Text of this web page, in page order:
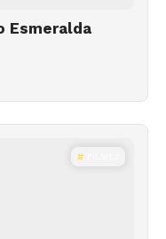
Esmeralda